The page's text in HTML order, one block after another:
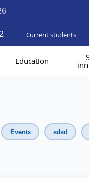
Current students
Education
Events sdsd